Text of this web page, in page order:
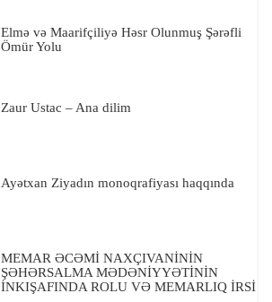
Elmə və Maarifçiliyə Həsr Olunmuş Şərəfli
Ömür Yolu
Zaur Ustac – Ana dilim
Ayətxan Ziyadın monoqrafiyası haqqında
MEMAR ƏCƏMİ NAXÇIVANİNİN
ŞƏHƏRSALMA MƏDƏNİYYƏTİNİN
İNKIŞAFINDA ROLU VƏ MEMARLIQ İRSİ